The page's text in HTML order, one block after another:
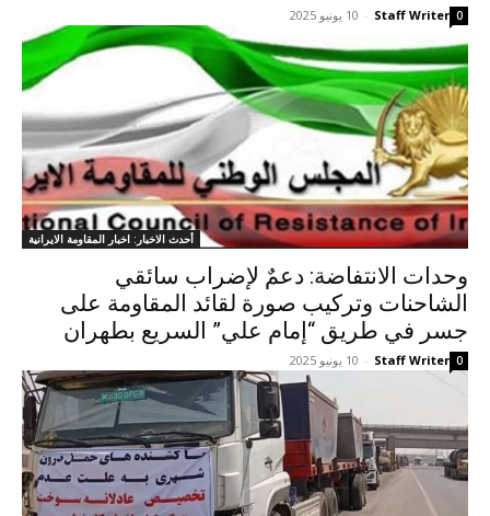
Staff Writer
- 10 يونيو 2025 0
أحدث الاخبار: اخبار المقاومة الايرانية
وحدات الانتفاضة: دعمٌ لإضراب سائقي
الشاحنات وتركيب صورة لقائد المقاومة على
جسر في طريق “إمام علي” السريع بطهران
Staff Writer
- 10 يونيو 2025 0